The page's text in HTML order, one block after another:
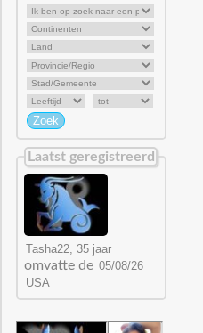
Laatst geregistreerd
omvatte de